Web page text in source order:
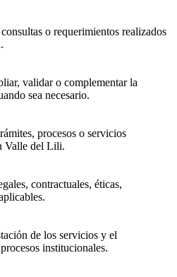
o requerimientos realizados
validar o complementar la
sea necesario.
procesos o servicios
Valle del Lili.
contractuales, éticas,
de los servicios y el
institucionales.